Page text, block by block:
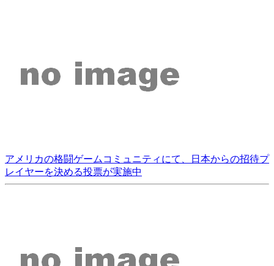
アメリカの格闘ゲームコミュニティにて、日本からの招待プ
レイヤーを決める投票が実施中